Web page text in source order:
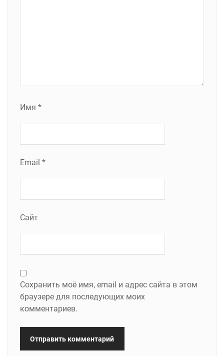
Имя *
Email *
Сайт
Сохранить моё имя, email и адрес сайта в этом
браузере для последующих моих
комментариев.